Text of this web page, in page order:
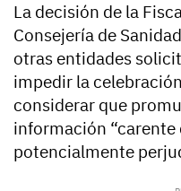
La decisión de la
Consejería de
otras entidades
impedir la
considerar que
información
potencialmente